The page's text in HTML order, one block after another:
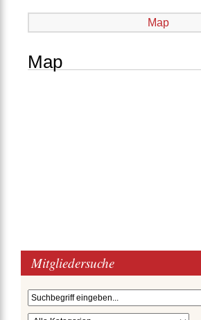
Map
Map
Mitgliedersuche